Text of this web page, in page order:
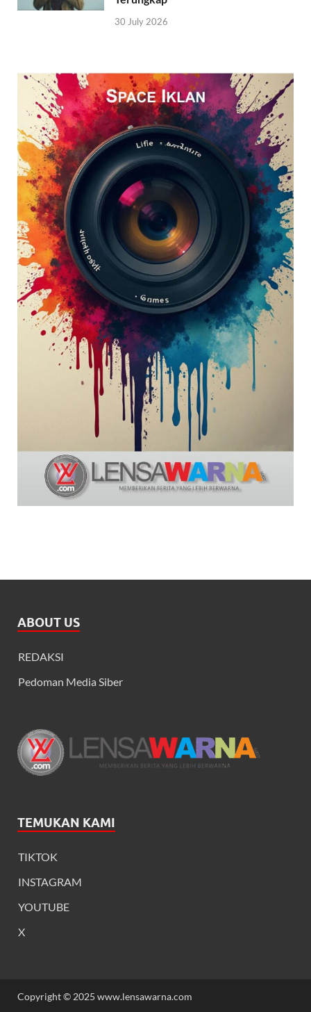
30 July 2026
ABOUT US
REDAKSI
Pedoman Media Siber
TEMUKAN KAMI
TIKTOK
INSTAGRAM
YOUTUBE
X
Copyright © 2025 www.lensawarna.com